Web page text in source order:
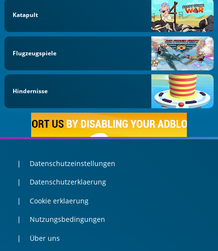
Katapult
Flugzeugspiele
Hindernisse
Datenschutzeinstellungen
Datenschutzerklaerung
Cookie erklaerung
Nutzungsbedingungen
Über uns